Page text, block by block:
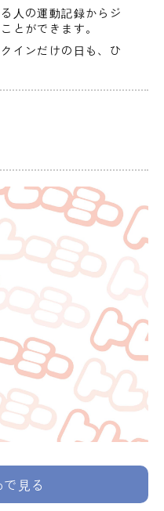
人の運動記録からジ
とができます。
インだけの日も、ひ
見る